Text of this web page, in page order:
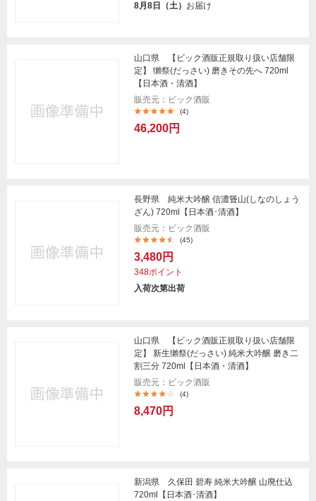
8月8日（土） お届け
山口県 【ビック酒販正規取り扱い店舗限
定】 獺祭(だっさい) 磨きその先へ 720ml
【日本酒・清酒】
販売元：ビック酒販
(4)
46,200円
長野県 純米大吟醸 信濃聳山(しなのしょう
ざん) 720ml【日本酒･清酒】
販売元：ビック酒販
(45)
3,480円
348ポイント
入荷次第出荷
山口県 【ビック酒販正規取り扱い店舗限
定】 新生獺祭(だっさい) 純米大吟醸 磨き二
割三分 720ml【日本酒・清酒】
販売元：ビック酒販
(4)
8,470円
新潟県 久保田 碧寿 純米大吟醸 山廃仕込
720ml【日本酒･清酒】